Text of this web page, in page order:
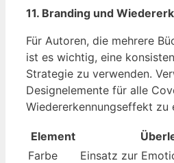
11. Branding und
Für Autoren, die mehrere
ist es wichtig, eine
Strategie zu verwenden.
Designelemente für alle
Wiedererkennungseffekt zu
Element
Farbe
Einsatz zur